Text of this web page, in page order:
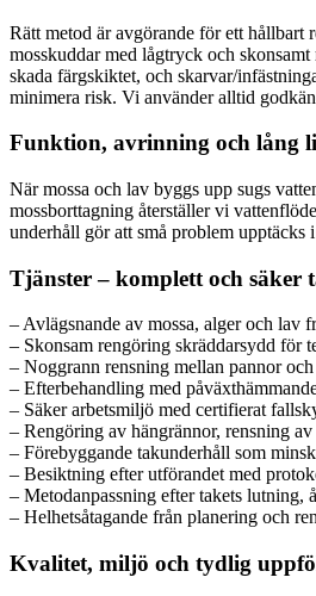
Rätt metod är avgörande för ett
mosskuddar med lågtryck och
skada färgskiktet, och skarvar/
minimera risk. Vi använder alltid
Funktion, avrinning och lång
När mossa och lav byggs upp sugs
mossborttagning återställer vi
underhåll gör att små problem upptäcks
Tjänster – komplett och säker
– Avlägsnande av mossa, alger och lav
– Skonsam rengöring skräddarsydd för
– Noggrann rensning mellan pannor
– Efterbehandling med
– Säker arbetsmiljö med certifierat
– Rengöring av hängrännor, rensning
– Förebyggande takunderhåll som
– Besiktning efter utförandet med
– Metodanpassning efter takets
– Helhetsåtagande från planering och
Kvalitet, miljö och tydlig